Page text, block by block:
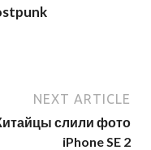
NEXT ARTICLE
слили фото
iPhone SE 2